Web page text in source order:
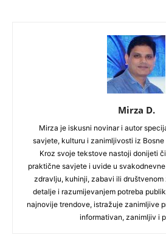
Mirza D.
Mirza je iskusni novinar i autor
savjete, kulturu i zanimljivosti iz
Kroz svoje tekstove nastoji donijeti
praktične savjete i uvide u
zdravlju, kuhinji, zabavi ili društvenom
detalje i razumijevanjem potreba
najnovije trendove, istražuje zanimljive
informativan, zanimljiv i